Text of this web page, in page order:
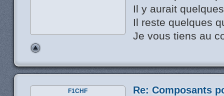
Il y aurait
Il reste quelques
Je vous tiens au
Re: Composants
F1CHF